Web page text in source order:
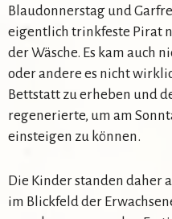
Blaudonnerstag und
eigentlich trinkfeste Pirat
der Wäsche. Es kam auch
oder andere es nicht
Bettstatt zu erheben und
regenerierte, um am
einsteigen zu können.
Die Kinder standen daher
im Blickfeld der